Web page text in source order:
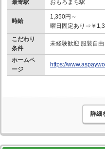
最寄駅 おもろまち駅
時給
1,350円～
曜日固定あり⇒￥
こだわり
条件
未経験歓迎 服装自
ホームペ
ージ
https://
詳細